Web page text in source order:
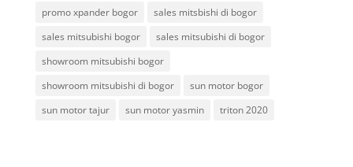
promo xpander bogor
sales mitsbishi di bogor
sales mitsubishi bogor
sales mitsubishi di bogor
showroom mitsubishi bogor
showroom mitsubishi di bogor
sun motor bogor
sun motor tajur
sun motor yasmin triton 2020